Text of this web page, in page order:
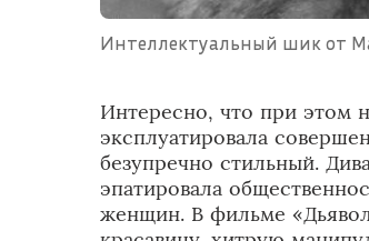
Интеллектуальный шик от
Интересно, что при этом
эксплуатировала
безупречно стильный.
эпатировала
женщин. В фильме